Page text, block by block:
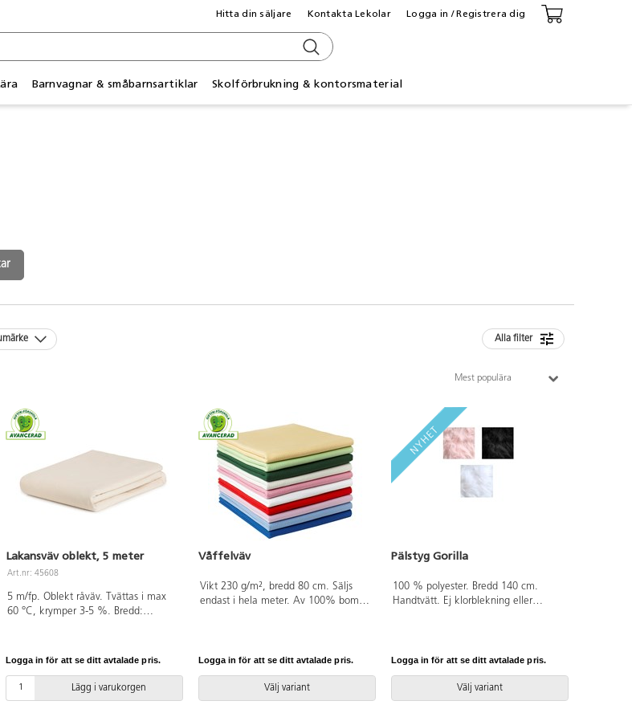
Barnvagnar & småbarnsartiklar Skolförbrukning & kontorsmaterial
Hitta din säljare Kontakta Lekolar Logga in / Registrera dig
Alla filter
Mest populära
Lakansväv oblekt, 5 meter
Art.nr: 45608
5 m/fp. Oblekt råväv. Tvättas i max
60 °C, krymper 3-5 %. Bredd:
(Standard 100). PVC-fri.
Logga in för att se ditt avtalade pris.
Lägg i varukorgen
Våffelväv
Vikt 230 g/m², bredd 80 cm. Säljs
endast i hela meter. Av 100% bomull
Logga in för att se ditt avtalade pris.
Välj variant
Pälstyg Gorilla
100 % polyester. Bredd 140 cm.
Handtvätt. Ej klorblekning eller
Logga in för att se ditt avtalade pris.
Välj variant